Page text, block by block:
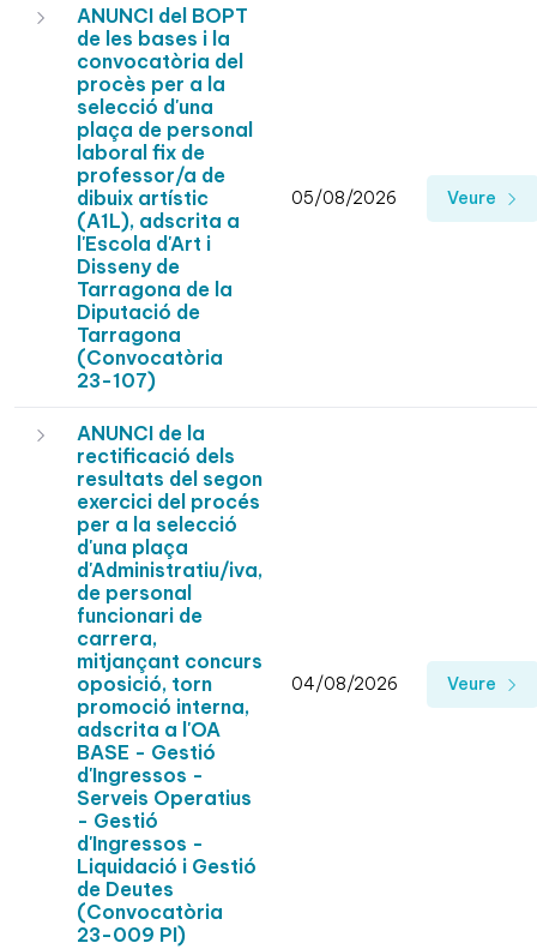
ANUNCI del BOPT
de les bases i la
convocatòria del
procès per a la
selecció d'una
plaça de personal
laboral fix de
professor/a de
dibuix artístic
(A1L), adscrita a
l'Escola d'Art i
Disseny de
Tarragona de la
Diputació de
Tarragona
(Convocatòria
23-107)
05/08/2026 Veure
ANUNCI de la
rectificació dels
resultats del segon
exercici del procés
per a la selecció
d'una plaça
d'Administratiu/iva,
de personal
funcionari de
carrera,
mitjançant concurs
oposició, torn
promoció interna,
adscrita a l'OA
BASE - Gestió
d'Ingressos -
Serveis Operatius
- Gestió
d'Ingressos -
Liquidació i Gestió
de Deutes
(Convocatòria
23-009 PI)
04/08/2026 Veure